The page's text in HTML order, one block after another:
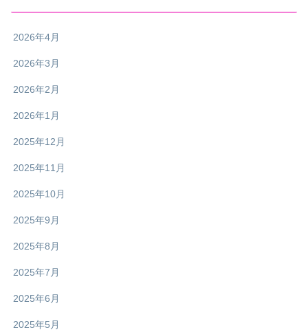
2026年4月
2026年3月
2026年2月
2026年1月
2025年12月
2025年11月
2025年10月
2025年9月
2025年8月
2025年7月
2025年6月
2025年5月